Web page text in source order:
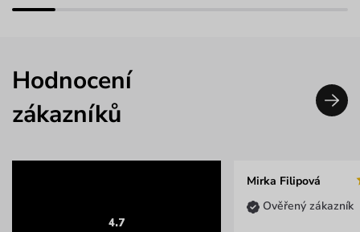
Hodnocení
zákazníků
4.7
Mirka Filipová
Ověřený zákazník